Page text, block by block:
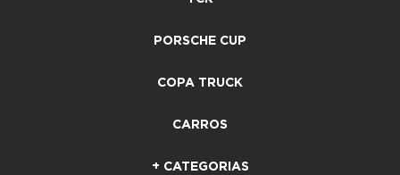
PORSCHE CUP
COPA TRUCK
CARROS
+ CATEGORIAS